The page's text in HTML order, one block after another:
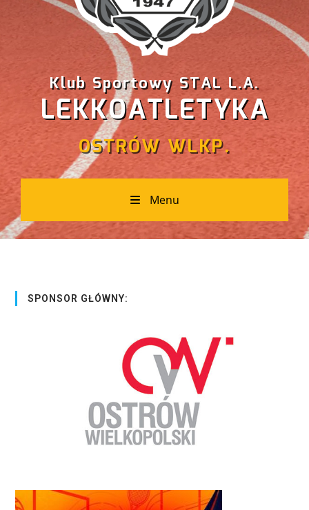
Klub Sportowy STAL L.A.
LEKKOATLETYKA
OSTRÓW WLKP.
Menu
SPONSOR GŁÓWNY: